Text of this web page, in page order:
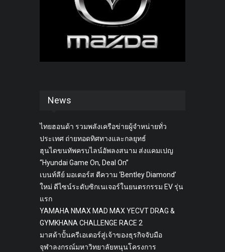
News
ไทยฮอนด้า รวมพลังเครือข่ายผู้จำหน่ายทั่ว
ประเทศ ถ่ายทอดทิศทางและกลยุทธ์
ฮุนไดขนทัพครบไลน์อัพลงสนาม ส่งแคมเปญ
“Hyundai Game On, Deal On”
เบนท์ลีย์ มอเตอร์ส ตีความ ‘Bentley Diamond’
ใหม่ ดีไซน์ระดับซิกเนเจอร์ในยนตรกรรม EV รุ่น
แรก
YAMAHA NMAX MAD MAX YECVT DRAG &
GYMKHANA CHALLENGE RACE 2
มาสด้าปั้นครีเอเตอร์สู่เจ้าของธุรกิจจับมือ
จุฬาลงกรณ์มหาวิทยาลัยหนุนโครงการ